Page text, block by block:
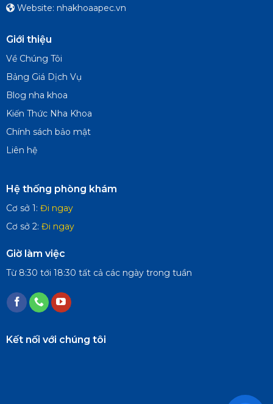
Website: nhakhoaapec.vn
Giới thiệu
Về Chúng Tôi
Bảng Giá Dịch Vụ
Blog nha khoa
Kiến Thức Nha Khoa
Chính sách bảo mật
Liên hệ
Hệ thống phòng khám
Cơ sở 1: Đi ngay
Cơ sở 2: Đi ngay
Giờ làm việc
Từ 8:30 tới 18:30 tất cả các ngày trong tuần
Kết nối với chúng tôi